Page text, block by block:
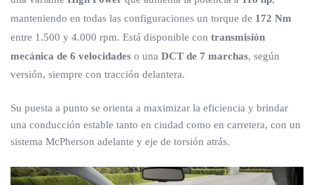
manteniendo en todas las configuraciones un torque de 172 Nm
entre 1.500 y 4.000 rpm. Está disponible con transmisión
mecánica de 6 velocidades o una DCT de 7 marchas, según
versión, siempre con tracción delantera.
Su puesta a punto se orienta a maximizar la eficiencia y brindar
una conducción estable tanto en ciudad como en carretera, con un
sistema McPherson adelante y eje de torsión atrás.